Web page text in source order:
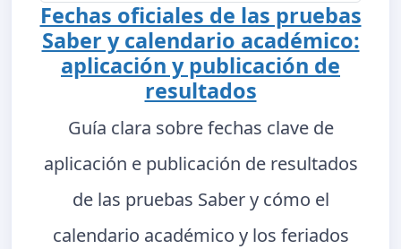
Fechas oficiales de las pruebas
Saber y calendario académico:
aplicación y publicación de
resultados
Guía clara sobre fechas clave de
aplicación e publicación de resultados
de las pruebas Saber y cómo el
calendario académico y los feriados